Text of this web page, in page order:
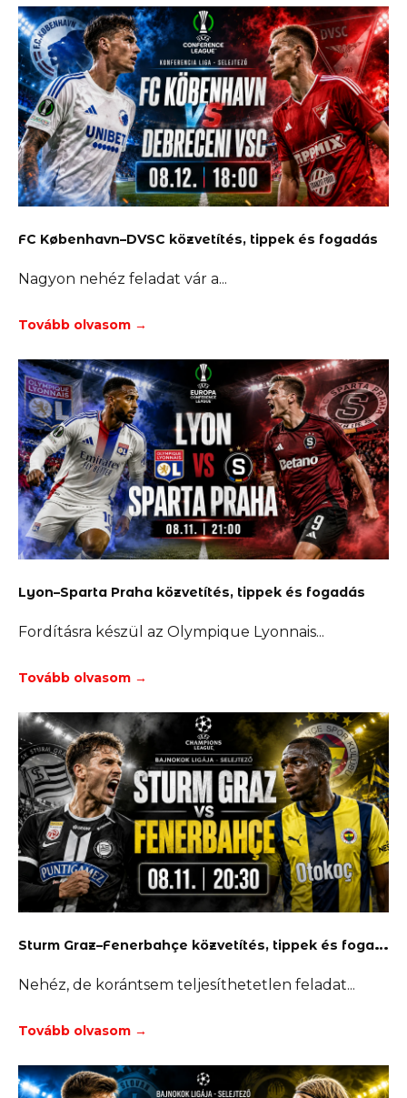
FC København–DVSC közvetítés, tippek és fogadás
Nagyon nehéz feladat vár a
Tovább olvasom →
Lyon–Sparta Praha közvetítés, tippek és fogadás
Fordításra készül az Olympique Lyonnais
Tovább olvasom →
S
turm Graz–Fenerbahçe közvetítés, tippek és fogadás
Nehéz, de korántsem teljesíthetetlen feladat
Tovább olvasom →